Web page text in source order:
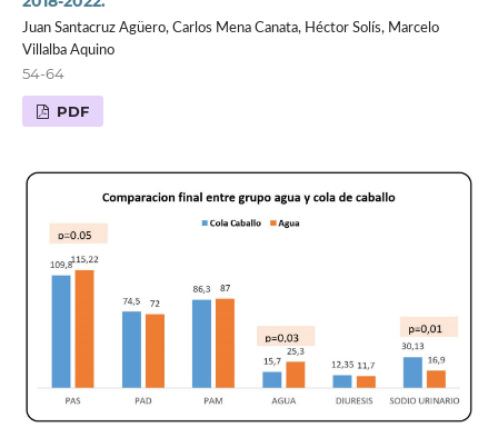
Juan Santacruz Agüero, Carlos Mena Canata, Héctor Solís, Marcelo
Villalba Aquino
54-64
PDF